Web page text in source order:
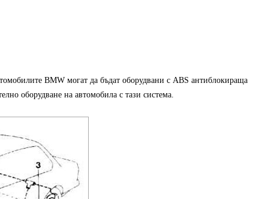
BMW могат да бъдат оборудвани с ABS антиблокираща
оборудване на автомобила с тази система.